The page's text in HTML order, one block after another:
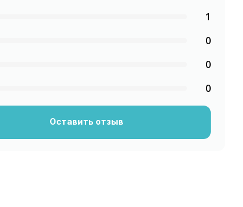
1
0
0
0
Оставить отзыв